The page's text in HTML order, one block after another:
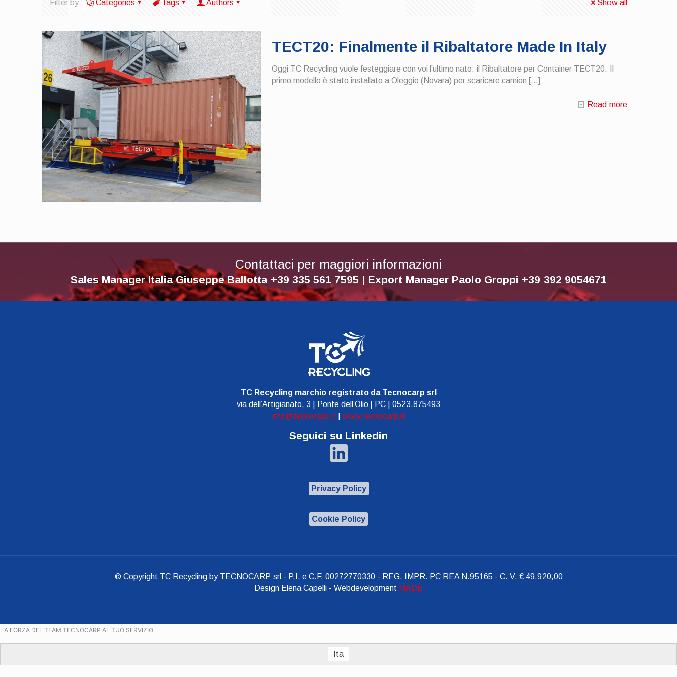
Filter by Categories Tags Authors Show all
TECT20: Finalmente il Ribaltatore Made In Italy
Oggi TC Recycling vuole festeggiare con voi l’ultimo nato: il Ribaltatore per Container TECT20. Il
primo modello è stato installato a Oleggio (Novara) per scaricare camion […]
Read more
Contattaci per maggiori informazioni
Sales Manager Italia Giuseppe Ballotta +39 335 561 7595 | Export Manager Paolo Groppi +39 392 9054671
TC Recycling marchio registrato da Tecnocarp srl
via dell’Artigianato, 3 | Ponte dell’Olio | PC | 0523.875493
info@tecnocarp.it
www.tecnocarp.it
Seguici su Linkedin
Privacy Policy
Cookie Policy
© Copyright TC Recycling by TECNOCARP srl - P.I. e C.F. 00272770330 - REG. IMPR. PC REA N.95165 - C. V. € 49.920,00
Design Elena Capelli - Webdevelopment MADE
LA FORZA DEL TEAM TECNOCARP AL TUO SERVIZIO
Ita